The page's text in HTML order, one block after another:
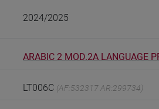
2024/2025
ARABIC 2 MOD.2A LANGUAGE
LT006C (AF:532317 AR:299734)